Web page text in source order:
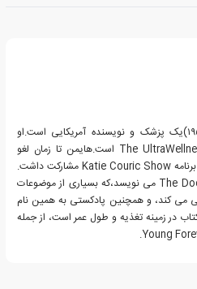
مارک آدام هیمن (زادهٔ ۲۲ نوامبر ۱۹۵۹)یک پزشک و نویسنده آمریکایی است.او
بنیانگذار و مدیر پزشکی The UltraWellness Center است.هایمن تا زمان لغو
نمایش در سال 2013 به طور منظم در برنامه Katie Couric Show مشارکت داشت.
[6] او وبلاگی به نام The Doctor’s Farmacy می نویسد،که بسیاری از موضوعات
می کند، و همچنین پادکستی به همین نام
چندین کتاب در زمینه تغذیه و طول عمر است، از جمله